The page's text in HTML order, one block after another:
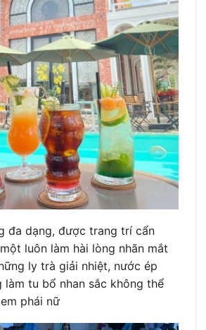
đa dạng, được trang trí cẩn
luôn làm hài lòng nhãn mắt
ly trà giải nhiệt, nước ép
làm tu bổ nhan sắc không thể
phái nữ